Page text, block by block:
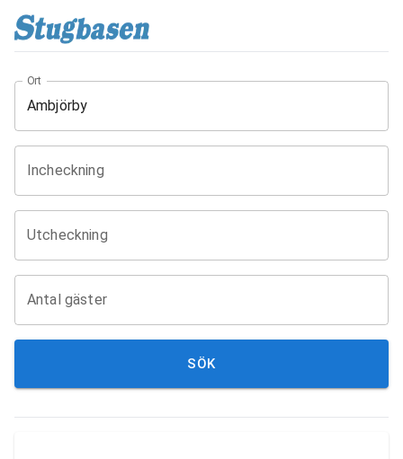
Ort
Incheckning
Utcheckning
Antal gäster
SÖK